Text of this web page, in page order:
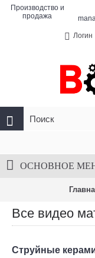
Производство и
продажа
Логин
ОСНОВНОЕ
Все видео
Струйные